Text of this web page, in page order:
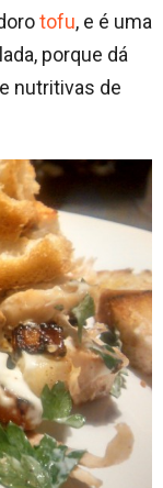
tofu, e é uma
porque dá
nutritivas de